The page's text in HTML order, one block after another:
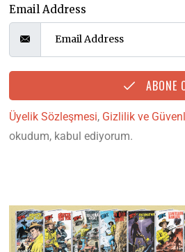
Email Address
ABONE
Üyelik Sözleşmesi, Gizlilik ve
okudum, kabul ediyorum.